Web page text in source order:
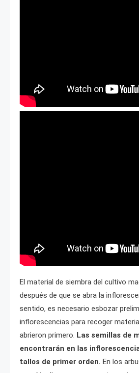
El material de siembra del cultivo
después de que se abra la
sentido, es necesario esbozar
inflorescencias para recoger
abrieron primero. Las semillas de
encontrarán en las
tallos de primer orden. En los